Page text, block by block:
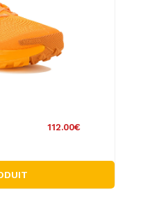
112.00€